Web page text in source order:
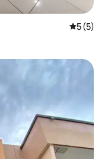
5 av 5 i
5 (5)